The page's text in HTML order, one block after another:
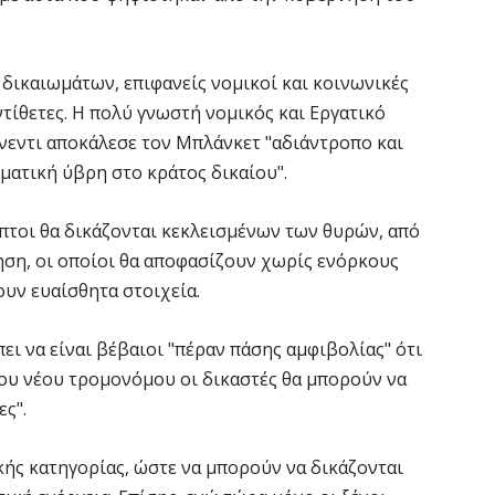
επιφανείς νομικοί και κοινωνικές
Η πολύ γνωστή νομικός και Εργατικό
αποκάλεσε τον Μπλάνκετ "αδιάντροπο και
ύβρη στο κράτος δικαίου".
θα δικάζονται κεκλεισμένων των θυρών, από
οι οποίοι θα αποφασίζουν χωρίς ενόρκους
ευαίσθητα στοιχεία.
να είναι βέβαιοι "πέραν πάσης αμφιβολίας" ότι
νέου τρομονόμου οι δικαστές θα μπορούν να
κατηγορίας, ώστε να μπορούν να δικάζονται